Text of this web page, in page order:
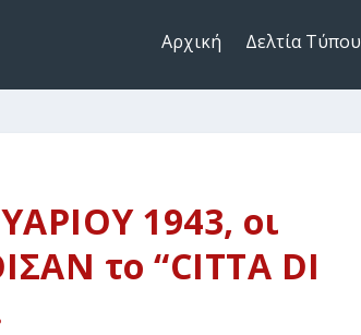
Αρχική Δελτία Τύπου
1943, οι
το “CITTA DI